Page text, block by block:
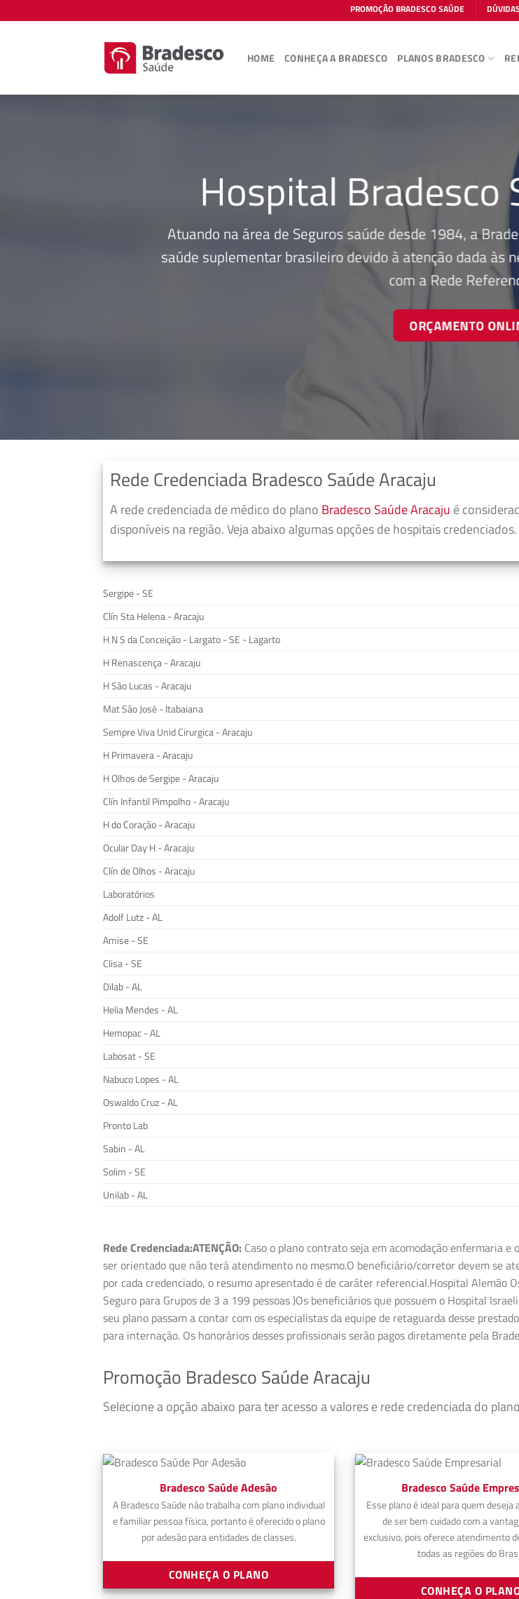
to
PROMOÇÃO BRADESCO SAÚDE
HOME CONHEÇA A BRADESCO PLANOS BRADESCO
Hospital Bradesco
Atuando na área de Seguros saúde desde 1984, a
saúde suplementar brasileiro devido à atenção dada às
com a Rede
ORÇAMENTO
Rede Credenciada Bradesco Saúde Aracaju
A rede credenciada de médico do plano Bradesco Saúde Aracaju é
disponíveis na região. Veja abaixo algumas opções de hospitais credenciados.
Sergipe - SE
Clín Sta Helena - Aracaju
H N S da Conceição - Largato - SE - Lagarto
H Renascença - Aracaju
H São Lucas - Aracaju
Mat São José - Itabaiana
Sempre Viva Unid Cirurgica - Aracaju
H Primavera - Aracaju
H Olhos de Sergipe - Aracaju
Clín Infantil Pimpolho - Aracaju
H do Coração - Aracaju
Ocular Day H - Aracaju
Clín de Olhos - Aracaju
Laboratórios
Adolf Lutz - AL
Amise - SE
Clisa - SE
Dilab - AL
Helia Mendes - AL
Hemopac - AL
Labosat - SE
Nabuco Lopes - AL
Oswaldo Cruz - AL
Pronto Lab
Sabin - AL
Solim - SE
Unilab - AL
Rede Credenciada:ATENÇÃO: Caso o plano contrato seja em acomodação enfermaria
ser orientado que não terá atendimento no mesmo.O beneficiário/corretor devem se
por cada credenciado, o resumo apresentado é de caráter referencial.Hospital Alemão
Seguro para Grupos de 3 a 199 pessoas )Os beneficiários que possuem o Hospital
seu plano passam a contar com os especialistas da equipe de retaguarda desse
para internação. Os honorários desses profissionais serão pagos diretamente pela
Promoção Bradesco Saúde Aracaju
Selecione a opção abaixo para ter acesso a valores e rede credenciada do
Bradesco Saúde Adesão
A Bradesco Saúde não trabalha com plano individual
e familiar pessoa física, portanto é oferecido o plano
por adesão para entidades de classes.
CONHEÇA O PLANO
Bradesco Saúde
Esse plano é ideal para quem deseja
de ser bem cuidado com a
exclusivo, pois oferece atendimento
todas as regiões do
CONHEÇA O